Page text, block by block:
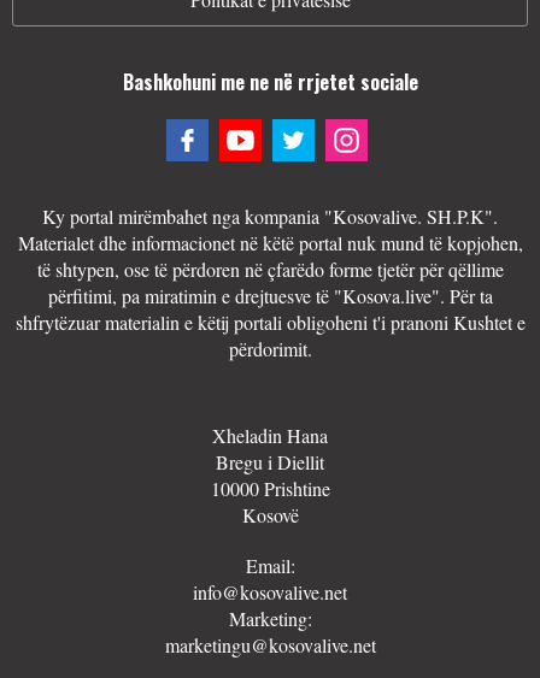
Bashkohuni me ne në rrjetet sociale
Ky portal mirëmbahet nga kompania "Kosovalive. SH.P.K".
Materialet dhe informacionet në këtë portal nuk mund të kopjohen,
të shtypen, ose të përdoren në çfarëdo forme tjetër për qëllime
përfitimi, pa miratimin e drejtuesve të "Kosova.live". Për ta
shfrytëzuar materialin e këtij portali obligoheni t'i pranoni Kushtet e
përdorimit.
Xheladin Hana
Bregu i Diellit
10000 Prishtine
Kosovë
Email:
info@kosovalive.net
Marketing:
marketingu@kosovalive.net